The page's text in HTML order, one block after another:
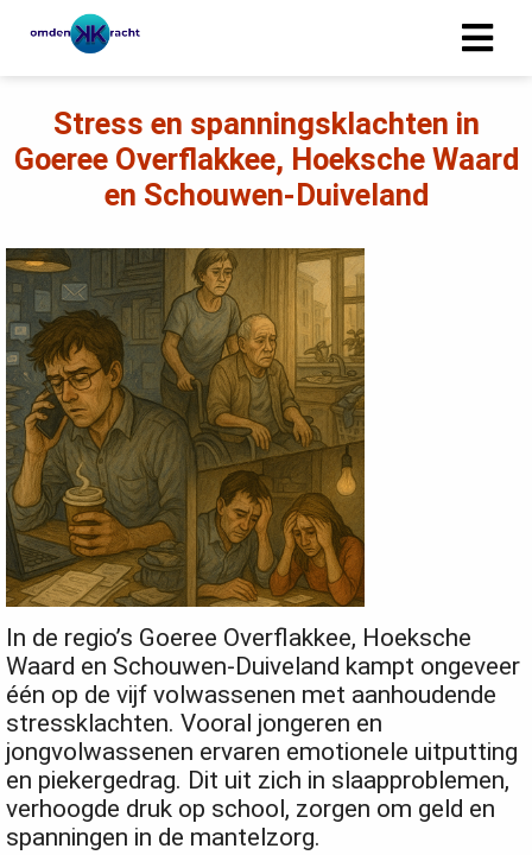
Stress en spanningsklachten in
Goeree Overflakkee, Hoeksche Waard
en Schouwen-Duiveland
In de regio’s Goeree Overflakkee, Hoeksche
Waard en Schouwen-Duiveland kampt ongeveer
één op de vijf volwassenen met aanhoudende
stressklachten. Vooral jongeren en
jongvolwassenen ervaren emotionele uitputting
en piekergedrag. Dit uit zich in slaapproblemen,
verhoogde druk op school, zorgen om geld en
spanningen in de mantelzorg.